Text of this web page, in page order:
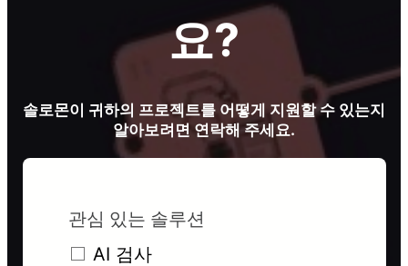
요?
솔로몬이 귀하의 프로젝트를 어떻게 지원할 수 있는지
알아보려면 연락해 주세요.
관심 있는 솔루션
AI 검사